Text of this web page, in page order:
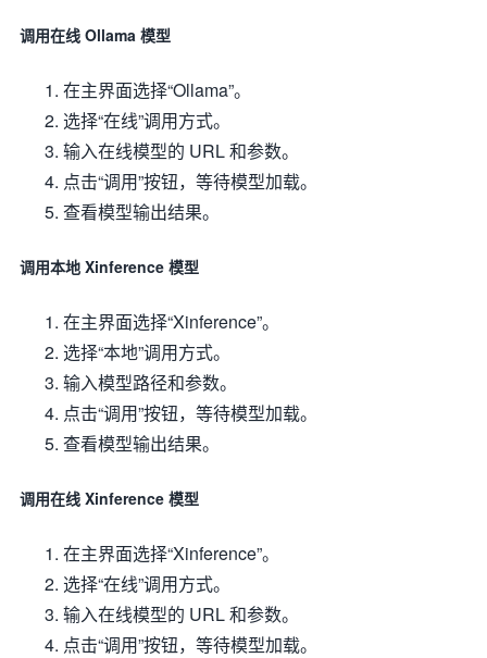
调用在线 Ollama 模型
在主界面选择“Ollama”。
选择“在线”调用方式。
输入在线模型的 URL 和参数。
点击“调用”按钮，等待模型加载。
查看模型输出结果。
调用本地 Xinference 模型
在主界面选择“Xinference”。
选择“本地”调用方式。
输入模型路径和参数。
点击“调用”按钮，等待模型加载。
查看模型输出结果。
调用在线 Xinference 模型
在主界面选择“Xinference”。
选择“在线”调用方式。
输入在线模型的 URL 和参数。
点击“调用”按钮，等待模型加载。